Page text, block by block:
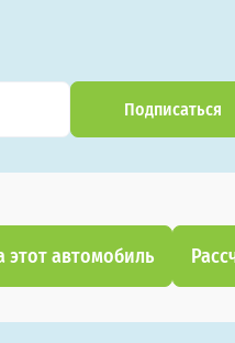
Подписаться
этот автомобиль